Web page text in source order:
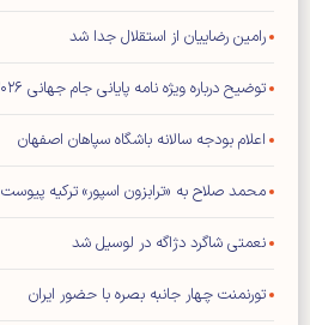
رامین رضاییان از استقلال جدا شد
توضیح درباره ویژه نامه پایانی جام جهانی ۲۰۲۶
اعلام بودجه سالانه باشگاه سپاهان اصفهان
محمد صلاح به «ترابزون اسپور» ترکیه پیوست
نعمتی شاگرد دژاگه در لوسیل شد
تورنمنت چهار جانبه بصره با حضور ایران